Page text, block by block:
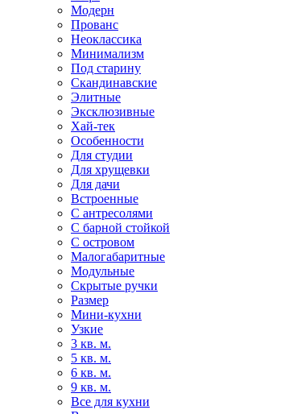
Модерн
Прованс
Неоклассика
Минимализм
Под старину
Скандинавские
Элитные
Эксклюзивные
Хай-тек
Особенности
Для студии
Для хрущевки
Для дачи
Встроенные
С антресолями
С барной стойкой
С островом
Малогабаритные
Модульные
Скрытые ручки
Размер
Мини-кухни
Узкие
3 кв. м.
5 кв. м.
6 кв. м.
9 кв. м.
Все для кухни